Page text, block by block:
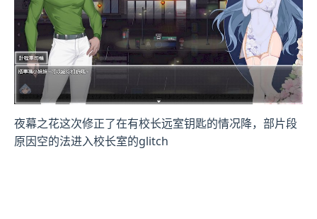
夜幕之花这次修正了在有校长远室钥匙的情况降，部片段
原因空的法进入校长室的glitch